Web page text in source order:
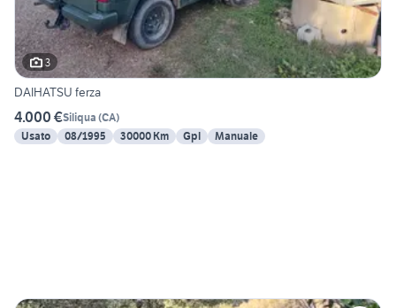
3
DAIHATSU ferza
4.000 €Siliqua (CA)
Usato
08/1995 30000 Km Gpl Manuale